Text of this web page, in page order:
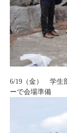
6/19（金） 学生
ーで会場準備